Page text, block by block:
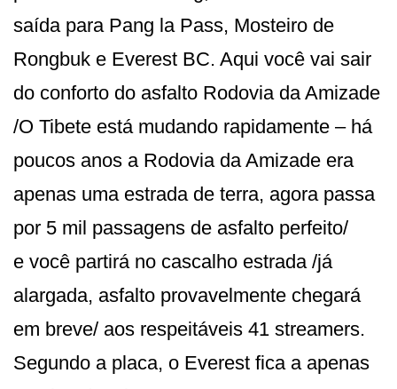
saída para Pang la Pass, Mosteiro de
Rongbuk e Everest BC. Aqui você vai sair
do conforto do asfalto Rodovia da Amizade
/O Tibete está mudando rapidamente – há
poucos anos a Rodovia da Amizade era
apenas uma estrada de terra, agora passa
por 5 mil passagens de asfalto perfeito/
e você partirá no cascalho estrada /já
alargada, asfalto provavelmente chegará
em breve/ aos respeitáveis 41 streamers.
Segundo a placa, o Everest fica a apenas